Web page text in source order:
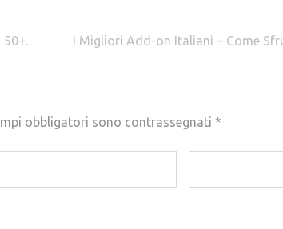
50+. I Migliori Add-on Italiani – Come
obbligatori sono contrassegnati *